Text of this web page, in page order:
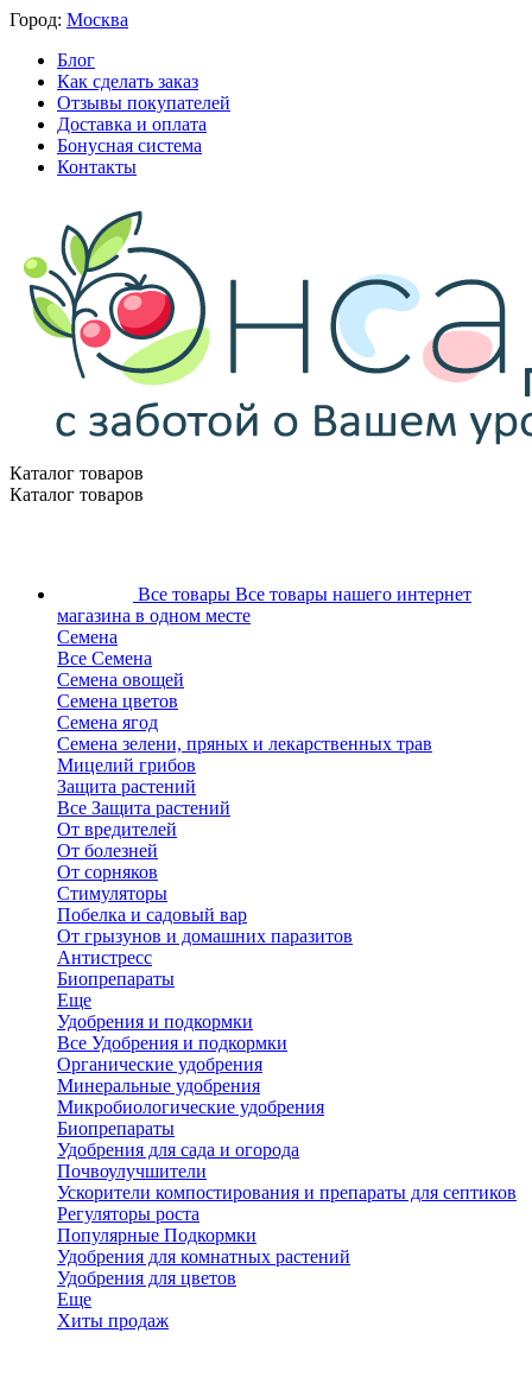
Город: Москва
Блог
Как сделать заказ
Отзывы покупателей
Доставка и оплата
Бонусная система
Контакты
Каталог товаров
Каталог товаров
Все товары Все товары нашего интернет
магазина в одном месте
Семена
Все Семена
Семена овощей
Семена цветов
Семена ягод
Семена зелени, пряных и лекарственных трав
Мицелий грибов
Защита растений
Все Защита растений
От вредителей
От болезней
От сорняков
Стимуляторы
Побелка и садовый вар
От грызунов и домашних паразитов
Антистресс
Биопрепараты
Еще
Удобрения и подкормки
Все Удобрения и подкормки
Органические удобрения
Минеральные удобрения
Микробиологические удобрения
Биопрепараты
Удобрения для сада и огорода
Почвоулучшители
Ускорители компостирования и препараты для септиков
Регуляторы роста
Популярные Подкормки
Удобрения для комнатных растений
Удобрения для цветов
Еще
Хиты продаж